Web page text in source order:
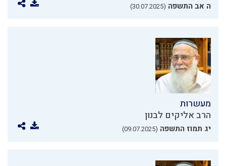
ה אב התשפה (30.07.2025)
מעשרות
הרב אליקים לבנון
יג תמוז התשפה (09.07.2025)